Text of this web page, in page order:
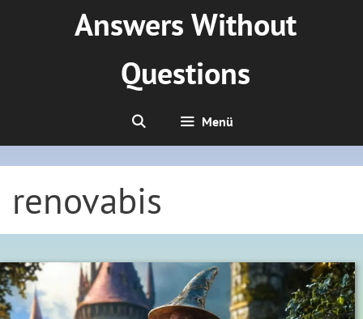
Answers Without
Questions
Menü
renovabis